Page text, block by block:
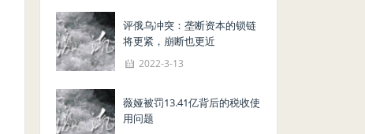
评俄乌冲突：垄断资本的锁链
将更紧，崩断也更近
2022-3-13
薇娅被罚13.41亿背后的税收使
用问题